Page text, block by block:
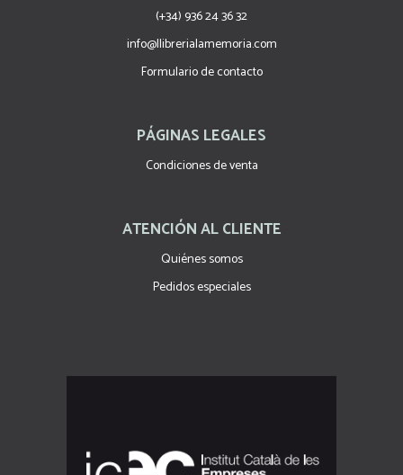
(+34) 936 24 36 32
info@llibrerialamemoria.com
Formulario de contacto
PÁGINAS LEGALES
Condiciones de venta
ATENCIÓN AL CLIENTE
Quiénes somos
Pedidos especiales